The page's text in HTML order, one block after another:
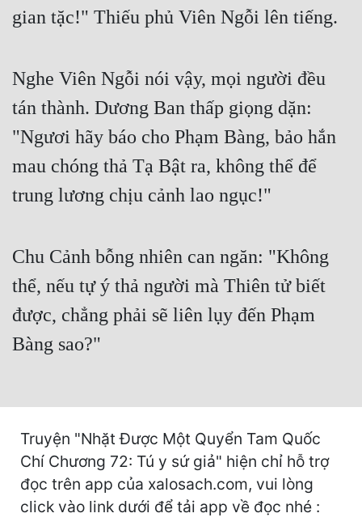
Gia Đấu
Góc Nhìn Nữ
Huyền Huyễn
Huyền Nghi
Huyền Ảo
Hài Hước
Khoa Huyễn Không Gian
Kỳ Huyễn
Kỳ Ảo
Linh Dị
gian tặc!" Thiếu phủ Viên Ngỗi lên tiếng.
Nghe Viên Ngỗi nói vậy, mọi người đều
tán thành. Dương Ban thấp giọng dặn:
"Ngươi hãy báo cho Phạm Bàng, bảo hắn
mau chóng thả Tạ Bật ra, không thể để
trung lương chịu cảnh lao ngục!"
Chu Cảnh bỗng nhiên can ngăn: "Không
thể, nếu tự ý thả người mà Thiên tử biết
được, chẳng phải sẽ liên lụy đến Phạm
Bàng sao?"
Truyện "Nhặt Được Một Quyển Tam Quốc
Chí Chương 72: Tú y sứ giả" hiện chỉ hỗ trợ
đọc trên app của xalosach.com, vui lòng
click vào link dưới để tải app về đọc nhé :